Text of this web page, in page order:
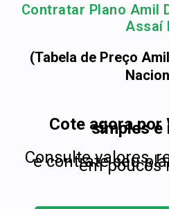
Contratar Plano Amil
Assaí
(Tabela de Preço
Cote agora por
simples e
Consulte valores,
e contrate seu
em poucos